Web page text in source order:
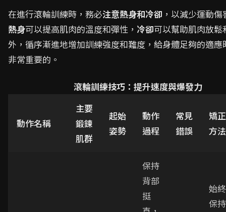
在進行滾輪訓練時，務必注意熱身和冷卻 ，以減少運動
熱身可以提高肌肉的溫度和彈性， 冷卻可以幫助肌肉放鬆
外，循序漸進地增加訓練強度和難度，給身體足夠的適應
非常重要的。
滾輪訓練技巧：提升速度與爆發力
動作名稱
主要
鍛鍊
肌群
起始
姿勢
動作
過程
常見
錯誤
矯正
方法
保持
背部
挺
始終
保持